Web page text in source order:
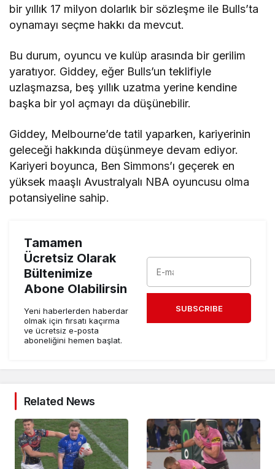
bir yıllık 17 milyon dolarlık bir sözleşme ile Bulls’ta
oynamayı seçme hakkı da mevcut.
Bu durum, oyuncu ve kulüp arasında bir gerilim
yaratıyor. Giddey, eğer Bulls’un teklifiyle
uzlaşmazsa, beş yıllık uzatma yerine kendine
başka bir yol açmayı da düşünebilir.
Giddey, Melbourne’de tatil yaparken, kariyerinin
geleceği hakkında düşünmeye devam ediyor.
Kariyeri boyunca, Ben Simmons’ı geçerek en
yüksek maaşlı Avustralyalı NBA oyuncusu olma
potansiyeline sahip.
Tamamen
Ücretsiz Olarak
Bültenimize
Abone Olabilirsin
Yeni haberlerden haberdar
olmak için fırsatı kaçırma
ve ücretsiz e-posta
aboneliğini hemen başlat.
SUBSCRIBE
Related News